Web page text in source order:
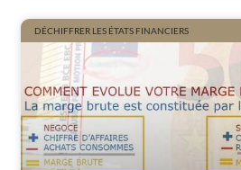
DÉCHIFFRER LES ÉTATS FINANCIERS